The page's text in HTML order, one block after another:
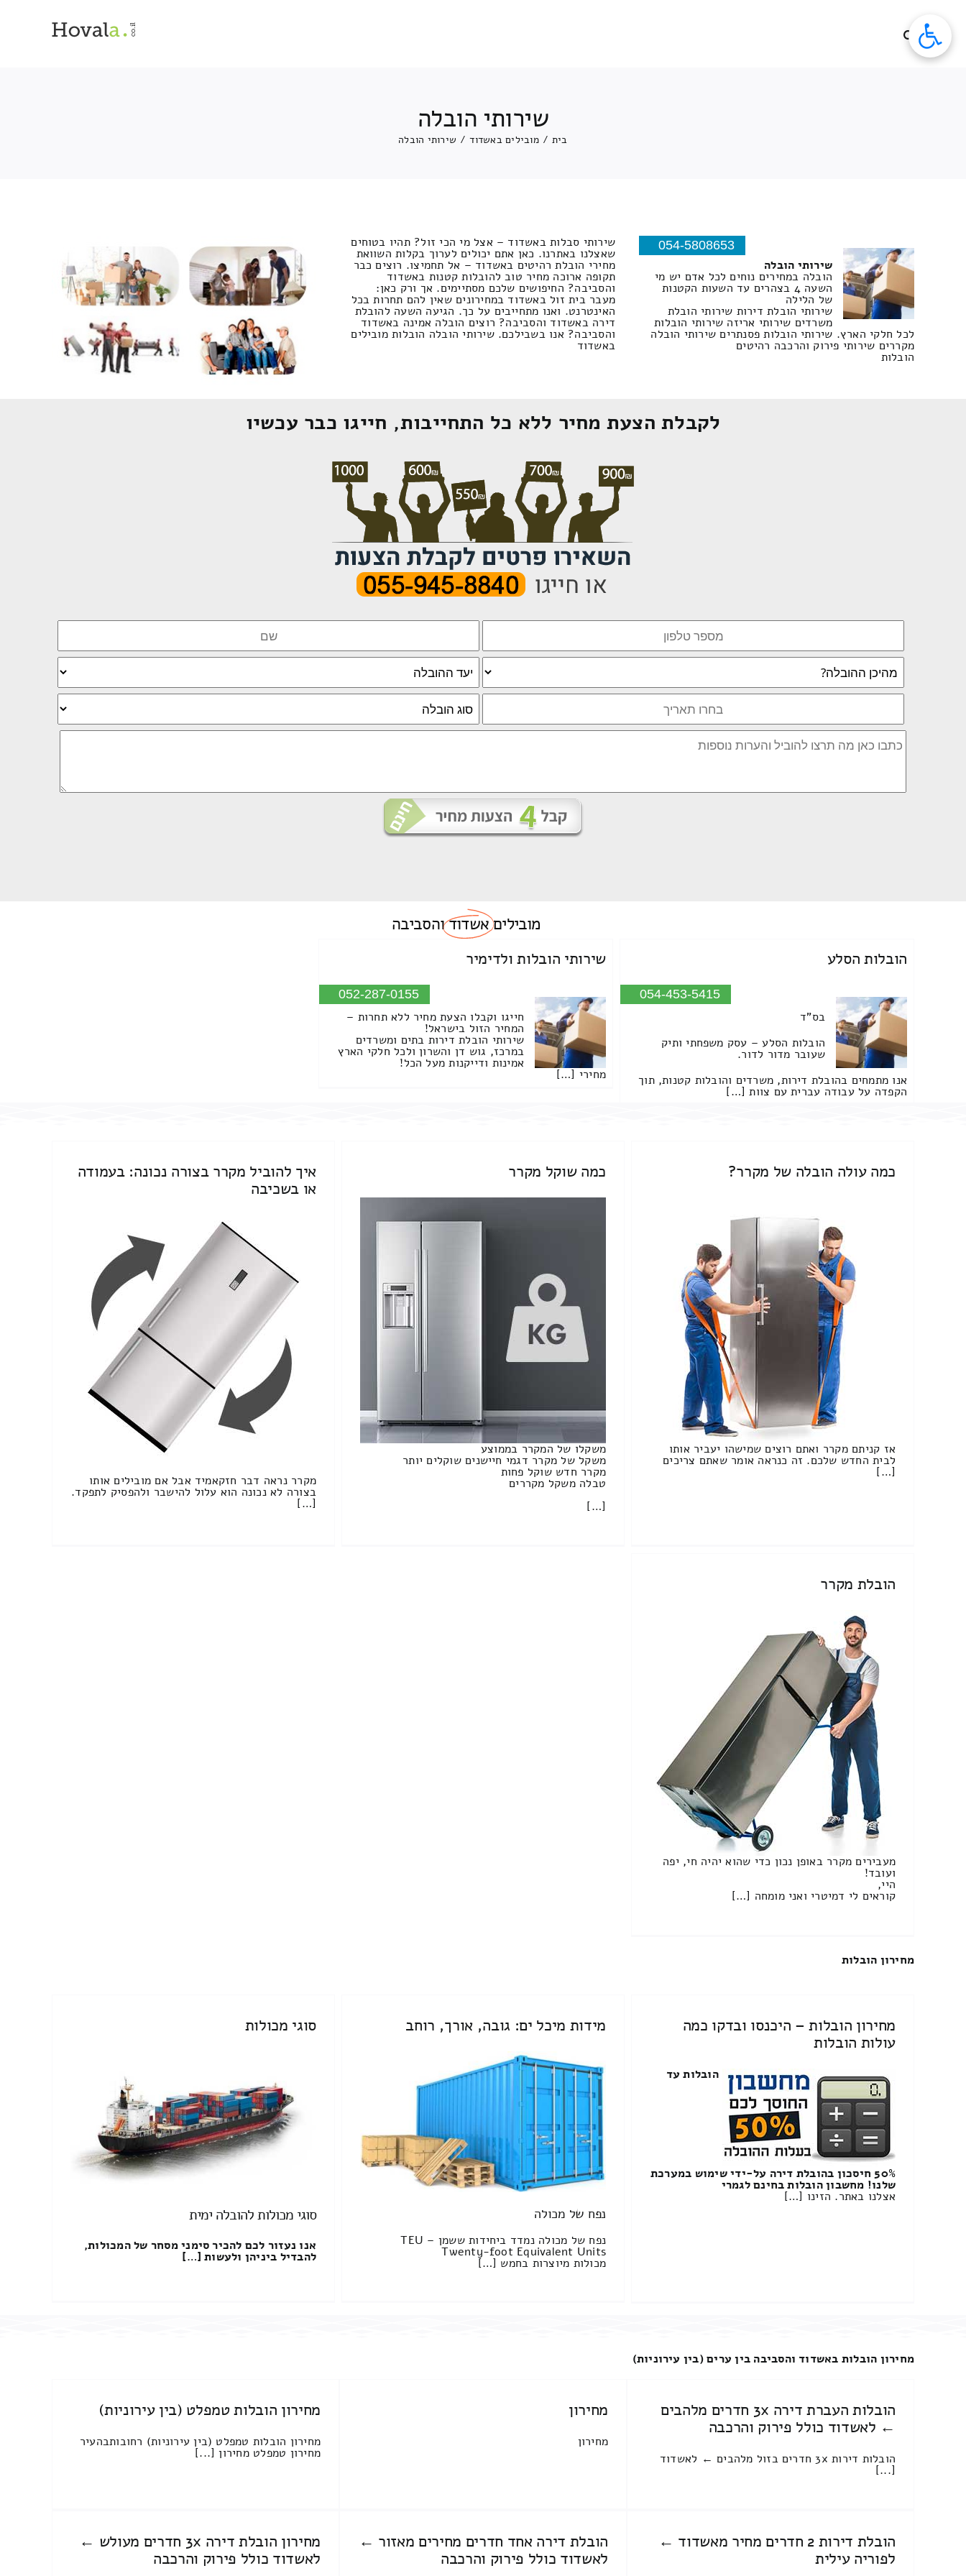
שירותי הובלה
בית / מובילים באשדוד / שירותי הובלה
054-5808653
שירותי הובלה
הובלה במחירים נוחים לכל אדם יש מי
השעה 4 בצהרים עד השעות הקטנות
של הלילה
שירותי הובלת דירות שירותי הובלת
משרדים שירותי אריזה שירותי הובלות
לכל חלקי הארץ. שירותי הובלות פסנתרים שירותי הובלה
מקררים שירותי פירוק והרכבה רהיטים
הובלות
שירותי סבלות באשדוד – אצל מי הכי זול? תהיו בטוחים
שאצלנו באתרנו. כאן אתם יכולים לערוך בקלות השוואת
מחירי הובלת רהיטים באשדוד – אל תחמיצו. רוצים כבר
תקופה ארוכה מחיר טוב להובלות קטנות באשדוד
והסביבה? החיפושים שלכם מסתיימים. אך ורק כאן:
מעבר בית זול באשדוד במחירונים שאין להם תחרות בכל
האינטרנט. ואנו מתחייבים על כך. הגיעה השעה להובלת
דירה באשדוד והסביבה? רוצים הובלה אמינה באשדוד
והסביבה? אנו בשבילכם. שירותי הובלה הובלות מובילים
באשדוד
לקבלת הצעת מחיר ללא כל התחייבות, חייגו כבר עכשיו
מוביליםאשדודוהסביבה
הובלות הסלע
054-453-5415
בס"ד
הובלות הסלע – עסק משפחתי ותיק
שעובר מדור לדור.
אנו מתמחים בהובלת דירות, משרדים והובלות קטנות, תוך
הקפדה על עבודה עברית עם צוות […]
שירותי הובלות ולדימיר
052-287-0155
חייגו וקבלו הצעת מחיר ללא תחרות –
המחיר הזול בישראל!
שירותי הובלת דירות בתים ומשרדים
במרכז, גוש דן והשרון ולכל חלקי הארץ
אמינות ודייקנות מעל הכל!
מחירי […]
כמה עולה הובלה של מקרר?
אז קניתם מקרר ואתם רוצים שמישהו יעביר אותו
לבית החדש שלכם. זה כנראה אומר שאתם צריכים
[…]
כמה שוקל מקרר
משקלו של המקרר בממוצע
משקל של מקרר דגמי חיישנים שוקלים יותר
מקרר חדש שוקל פחות
טבלה משקל מקררים
[…]
איך להוביל מקרר בצורה נכונה: בעמודה
או בשכיבה
מקרר נראה דבר חזקאמיד אבל אם מובילים אותו
בצורה לא נכונה הוא עלול להישבר ולהפסיק לתפקד.
[…]
הובלת מקרר
מעבירים מקרר באופן נכון כדי שהוא יהיה חי, יפה
ועובד!
היי,
קוראים לי דמיטרי ואני מומחה […]
מחירון הובלות
מחירון הובלות – היכנסו ובדקו כמה
עולות הובלות
הובלות עד
50% חיסכון בהובלת דירה על-ידי שימוש במערכת
שלנו! מחשבון הובלות בחינם לגמרי
אצלנו באתר. הזינו […]
מידות מיכל ים: גובה, אורך, רוחב
נפח של מכולה
נפח של מכולה נמדד ביחידות ששמן TEU –
Twenty-foot Equivalent Units
מכולות מיוצרות בחמש […]
סוגי מכולות
סוגי מכולות להובלה ימית
אנו נעזור לכם להכיר סימני מסחר של המכולות,
להבדיל ביניהן ולעשות […]
מחירון הובלות באשדוד והסביבה בין ערים (בין עירוניות)
הובלות העברת דירה 3x חדרים מלהבים
← לאשדוד כולל פירוק והרכבה
הובלות דירות 3x חדרים בזול מלהבים ← לאשדוד
[...]
מחירון
מחירון
מחירון הובלות טמפלט (בין עירוניות)
מחירון הובלות טמפלט (בין עירוניות) רחובותבהעיר
מחירון טמפלט מחירון [...]
הובלת דירות 2 חדרים מחיר מאשדוד ←
לפוריה עילית
הובלת דירה אחד חדרים מחירים מאזור ←
לאשדוד כולל פירוק והרכבה
מחירון הובלת דירה 3x חדרים מעולש ←
לאשדוד כולל פירוק והרכבה